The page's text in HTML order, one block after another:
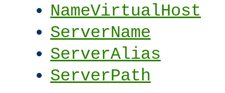
NameVirtualHost
ServerName
ServerAlias
ServerPath